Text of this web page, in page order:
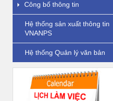
Công bố thông tin
Hệ thống sản xuất thông tin
VNANPS
Hệ thống Quản lý văn bản